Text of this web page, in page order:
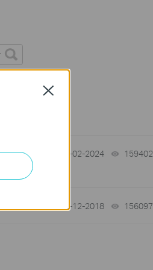
08-02-2024 159402
02-12-2018 156097
Close